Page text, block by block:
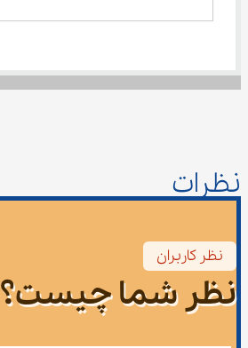
نظرات
نظر کاربران
نظر شما چیست؟